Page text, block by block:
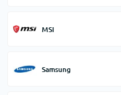
MSI
Samsung